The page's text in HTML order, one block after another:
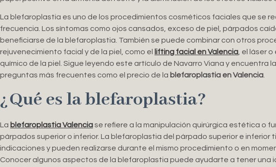
La blefaroplastia es uno de los procedimientos cosméticos faciales que se
frecuencia. Los síntomas como ojos cansados, exceso de piel, párpados
beneficiarse de la blefaroplastia. También se puede combinar con otros
rejuvenecimiento facial y de la piel, como el
lifting facial en Valencia, el láser
químico de la piel. Sigue leyendo este artículo de Navarro Viana y encuentra
preguntas más frecuentes como el precio de la blefaroplastia en Valencia.
¿Qué es la blefaroplastia?
La blefaroplastia Valenciase refiere a la manipulación quirúrgica estética o
párpados superior o inferior. La blefaroplastia del párpado superior e inferior
indicaciones y pueden realizarse durante el mismo procedimiento o en
Conocer algunos aspectos de la blefaroplastia puede ayudarte a tener una